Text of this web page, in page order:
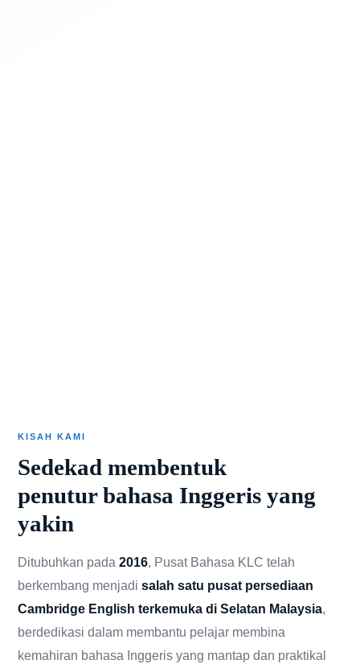
KISAH KAMI
Sedekad membentuk
penutur bahasa Inggeris yang
yakin
Ditubuhkan pada2016, Pusat Bahasa KLC telah
berkembang menjadisalah satu pusat persediaan
Cambridge English terkemuka di Selatan Malaysia,
berdedikasi dalam membantu pelajar membina
kemahiran bahasa Inggeris yang mantap dan praktikal